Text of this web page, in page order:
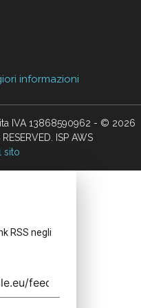
informazioni
IVA 13868590962 - © 2026
ISP AWS
sito
RSS negli